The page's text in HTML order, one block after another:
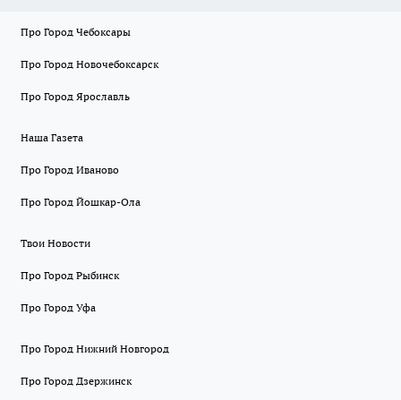
Про Город Чебоксары
Про Город Новочебоксарск
Про Город Ярославль
Наша Газета
Про Город Иваново
Про Город Йошкар-Ола
Твои Новости
Про Город Рыбинск
Про Город Уфа
Про Город Нижний Новгород
Про Город Дзержинск